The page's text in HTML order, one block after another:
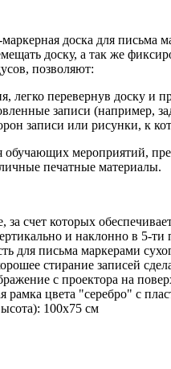
доска для
доску, а так же
позволяют:
легко перевернув доску
записи (например,
записи или рисунки, к
обучающих мероприятий,
печатные материалы.
за счет которых
и наклонно в 5-ти
для письма маркерами
стирание записей
с проектора на
рамка цвета "серебро" с
100х75 см